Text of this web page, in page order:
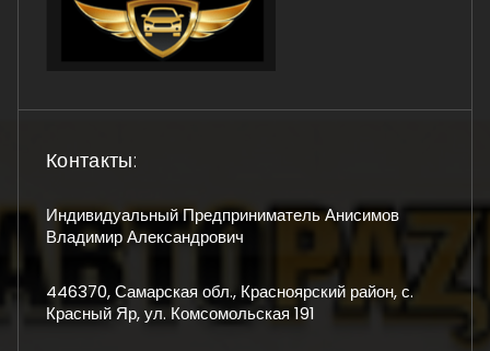
Контакты:
Индивидуальный Предприниматель Анисимов
Владимир Александрович
446370, Самарская обл., Красноярский район, с.
Красный Яр, ул. Комсомольская 191